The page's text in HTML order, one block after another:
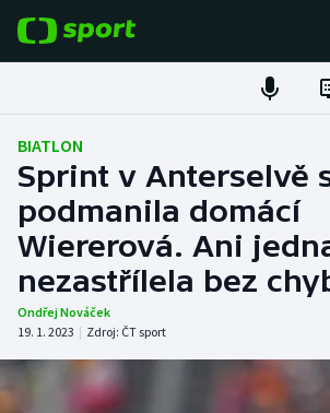
Fotbal
Hokej
Tenis
Atletika
DALŠÍ SPORTY
BIATLON
Sprint v Anterselvě
podmanila domácí
Wiererová. Ani
nezastřílela bez
Ondřej Nováček
19. 1. 2023 | Zdroj: ČT sport